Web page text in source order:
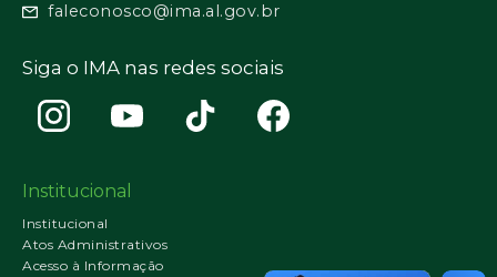
faleconosco@ima.al.gov.br
Siga o IMA nas redes sociais
Institucional
Institucional
Atos Administrativos
Acesso à Informação